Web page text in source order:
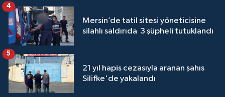
Mersin’de tatil sitesi yöneticisine
silahlı saldırıda 3 şüpheli tutuklandı
4
21 yıl hapis cezasıyla aranan şahıs
Silifke'de yakalandı
5